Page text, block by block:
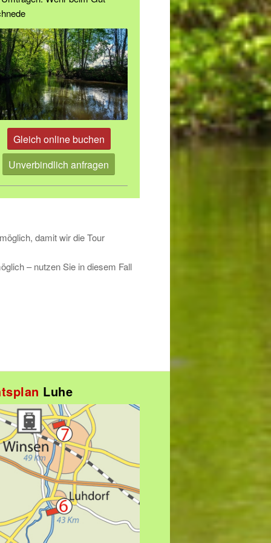
Gleich online buchen
Unverbindlich anfragen
damit wir die Tour
– nutzen Sie in diesem Fall
Luhe